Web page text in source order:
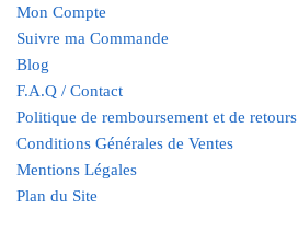
Mon Compte
Suivre ma Commande
Blog
F.A.Q / Contact
Politique de remboursement et de retours
Conditions Générales de Ventes
Mentions Légales
Plan du Site